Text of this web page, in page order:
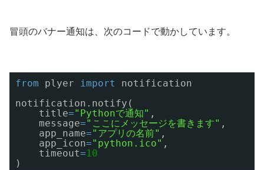
冒頭のバナー通知は、次のコードで動かしています。
from plyer import
notification
notification.notify(
title="Pythonで通知" ,
message="ここにメッセージを書きます" ,
app_name="アプリの名前" ,
app_icon="python.ico" ,
timeout=10
)